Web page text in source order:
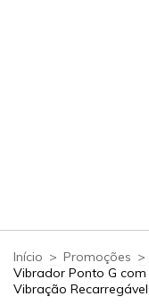
Início > Promoções >
Vibrador Ponto G
Vibração